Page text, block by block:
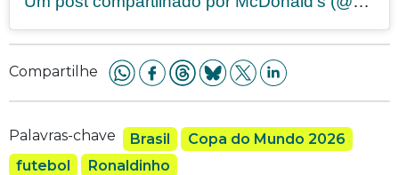
Compartilhe
Palavras-chave Brasil
Copa do Mundo 2026
futebol
Ronaldinho